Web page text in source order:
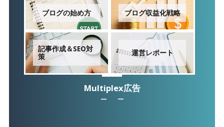
ブログの始め方 ブログ収益化戦略
記事作成＆SEO対
策
運営レポート
Multiplex広告